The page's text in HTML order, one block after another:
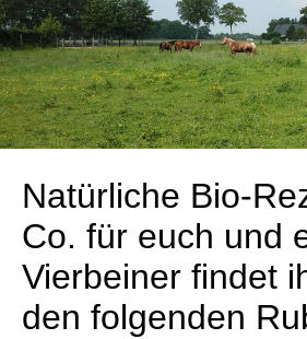
Natürliche Bio-
Co. für euch und
Vierbeiner findet
den folgenden